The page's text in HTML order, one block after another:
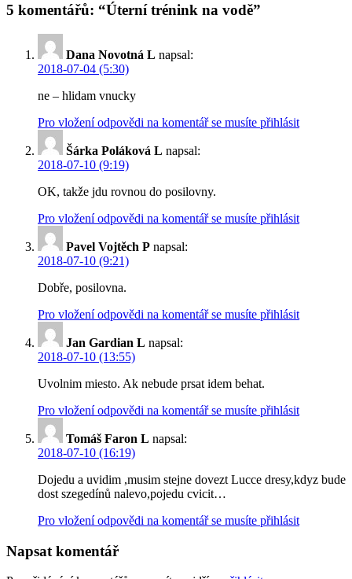
5 komentářů: “Úterní trénink na vodě”
Dana Novotná L napsal:
2018-07-04 (5:30)
ne – hlidam vnucky
Pro vložení odpovědi na komentář se musíte přihlásit
Šárka Poláková L napsal:
2018-07-10 (9:19)
OK, takže jdu rovnou do posilovny.
Pro vložení odpovědi na komentář se musíte přihlásit
Pavel Vojtěch P napsal:
2018-07-10 (9:21)
Dobře, posilovna.
Pro vložení odpovědi na komentář se musíte přihlásit
Jan Gardian L napsal:
2018-07-10 (13:55)
Uvolnim miesto. Ak nebude prsat idem behat.
Pro vložení odpovědi na komentář se musíte přihlásit
Tomáš Faron L napsal:
2018-07-10 (16:19)
Dojedu a uvidim ,musim stejne dovezt Lucce dresy,kdyz bude
dost szegedínů nalevo,pojedu cvicit…
Pro vložení odpovědi na komentář se musíte přihlásit
Napsat komentář